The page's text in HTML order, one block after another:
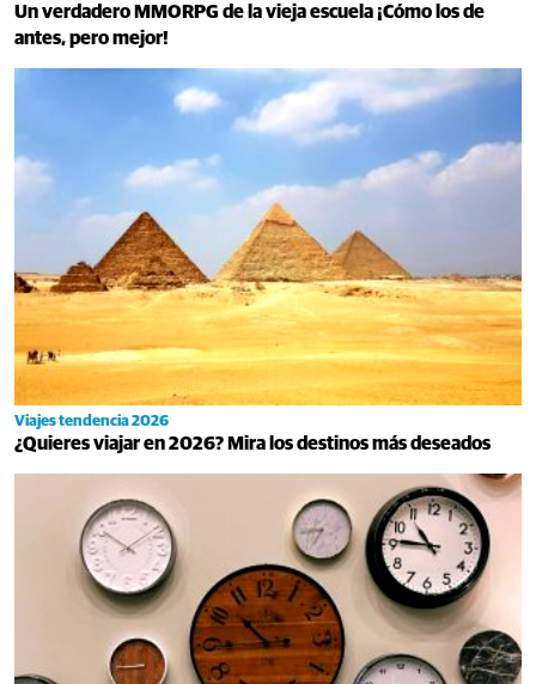
Un verdadero MMORPG de la vieja escuela ¡Cómo los de
antes, pero mejor!
Viajes tendencia 2026
¿Quieres viajar en 2026? Mira los destinos más deseados